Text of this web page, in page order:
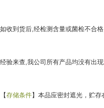
如收到货后,经检测含量或菌检不合
经验来查,我公司所有产品均没有出
【存储条件】本品应密封遮光，贮存